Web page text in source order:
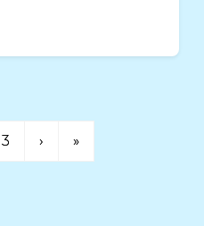
3 › »